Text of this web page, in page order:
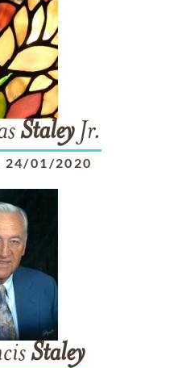
StaleyJr.
24/01/2020
Staley